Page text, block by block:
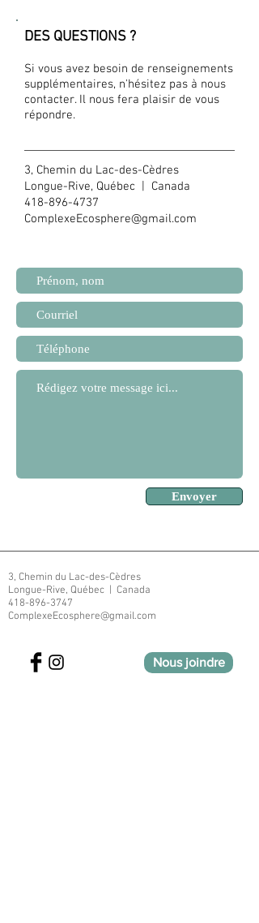
DES QUESTIONS ?
Si vous avez besoin de renseignements
supplémentaires, n'hésitez pas à nous
contacter. Il nous fera plaisir de vous
répondre.
3, Chemin du Lac-des-Cèdres
Longue-Rive, Québec | Canada
418-896-4737
ComplexeEcosphere@gmail.com
Envoyer
3, Chemin du Lac-des-Cèdres
Longue-Rive, Québec | Canada
418-896-3747
ComplexeEcosphere@gmail.com
Nous joindre